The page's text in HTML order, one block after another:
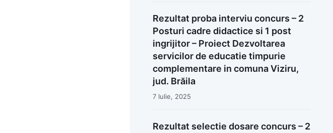
Rezultat proba interviu concurs – 2
Posturi cadre didactice si 1 post
ingrijitor – Proiect Dezvoltarea
servicilor de educatie timpurie
complementare in comuna Viziru,
jud. Brăila
7 Iulie, 2025
Rezultat selectie dosare concurs – 2